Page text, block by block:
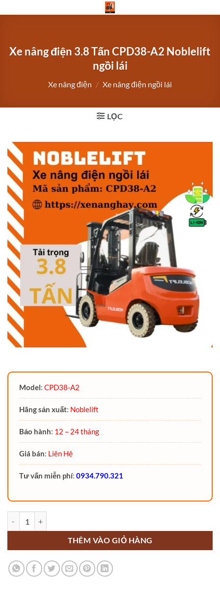
qua
Xe nâng điện 3.8 Tấn CPD38-A2 Noblelift
ngồi lái
Xe nâng điện / Xe nâng điện ngồi lái
LỌC
Model: CPD38-A2
Hãng sản xuất: Noblelift
Bảo hành: 12 – 24 tháng
Giá bán: Liên Hệ
Tư vấn miễn phí: 0934.790.321
THÊM VÀO GIỎ HÀNG